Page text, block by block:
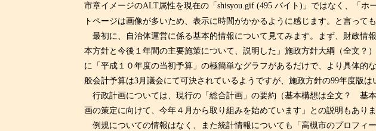
市章イメージのALT属性を現在の「shisyou.gif (495 バイト)」ではなく、「ホ
トページは画像が多いため、表示に時間がかかるように感じます。と言って
最初に、自治体運営に係る基本的情報について見てみます。まず、財政情
本方針と今後１年間の主要施策について、説明した」施政方針大綱（全文？
に「平成１０年度の当初予算」の極簡単なグラフがあるだけで、より具体
般会計予算は3月議会にて可決されているようですが、施政方針の99年度版は
行政計画については、現行の「総合計画」の要約（基本構想は全文？ 基
画の策定に向けて、今年４月から取り組みを始めています」との説明もあり
例規についての情報はなく、また統計情報についても「高槻市のプロフィ